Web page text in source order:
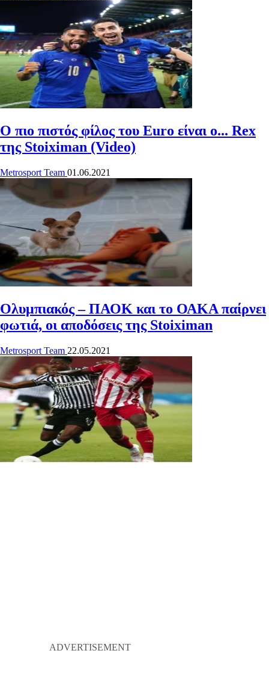
O πιο πιστός φίλος του Euro είναι ο... Rex
της Stoiximan (Video)
Metrosport Team 01.06.2021
Ολυμπιακός – ΠΑΟΚ και το ΟΑΚΑ παίρνει
φωτιά, οι αποδόσεις της Stoiximan
Metrosport Team 22.05.2021